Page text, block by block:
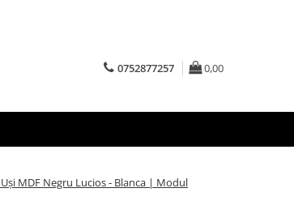
0752877257 0,00
MDF Negru Lucios - Blanca | Modul